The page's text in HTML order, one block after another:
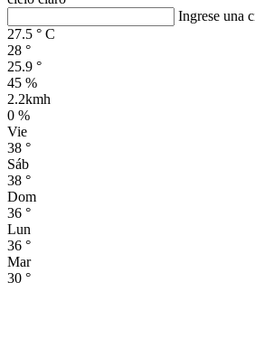
Ingrese una
27.5 ° C
28 °
25.9 °
45 %
2.2kmh
0 %
Vie
38 °
Sáb
38 °
Dom
36 °
Lun
36 °
Mar
30 °